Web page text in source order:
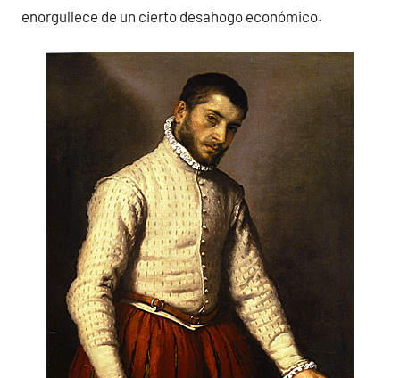
enorgullece de un cierto desahogo económico.